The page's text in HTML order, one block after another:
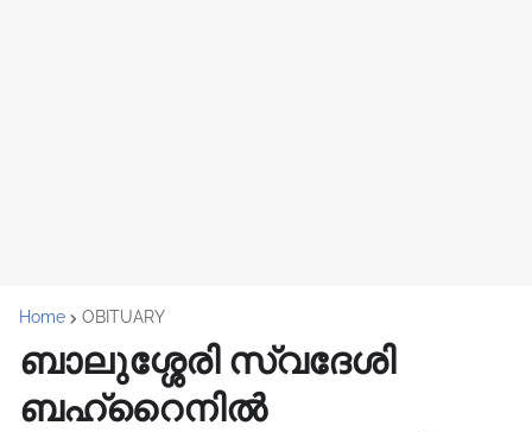
Home OBITUARY
ബാലുശ്ശേരി സ്വദേശി
ബഹ്റൈനിൽ